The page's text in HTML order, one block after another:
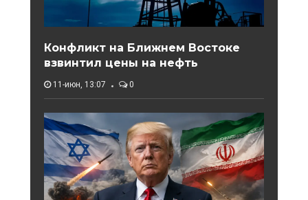
Конфликт на Ближнем Востоке
взвинтил цены на нефть
11-июн, 13:07 0